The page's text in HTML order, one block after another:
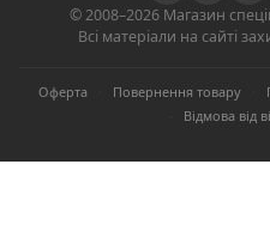
© 2008–2026 Магазин
Всі матеріали на сайті
Оферта Повернення товару
Відмова від